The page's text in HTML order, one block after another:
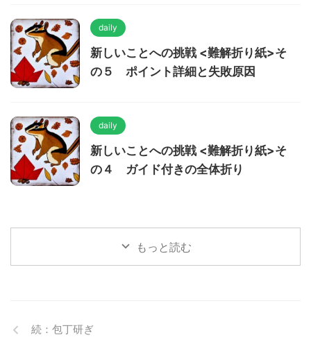
daily
新しいことへの挑戦 <難解折り紙>そ
の５ ポイント詳細と失敗原因
daily
新しいことへの挑戦 <難解折り紙>そ
の４ ガイド付きの全体折り
もっと読む
続：包丁研ぎ